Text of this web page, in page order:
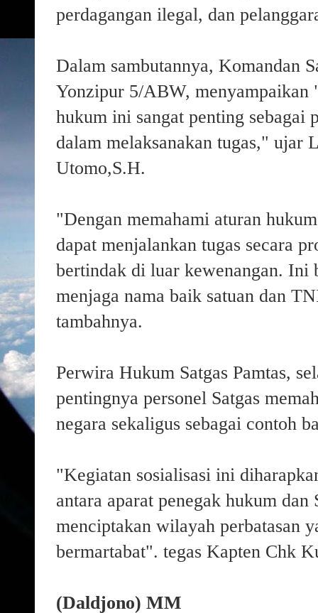
perdagangan ilegal, dan
Dalam sambutannya, Komandan
Yonzipur 5/ABW, menyampaikan
hukum ini sangat penting sebagai
dalam melaksanakan tugas," ujar
Utomo,S.H.
"Dengan memahami aturan
dapat menjalankan tugas secara
bertindak di luar kewenangan. Ini
menjaga nama baik satuan dan
tambahnya.
Perwira Hukum Satgas Pamtas,
pentingnya personel Satgas
negara sekaligus sebagai contoh
"Kegiatan sosialisasi ini
antara aparat penegak hukum dan
menciptakan wilayah perbatasan
bermartabat". tegas Kapten Chk
(Daldjono) MM